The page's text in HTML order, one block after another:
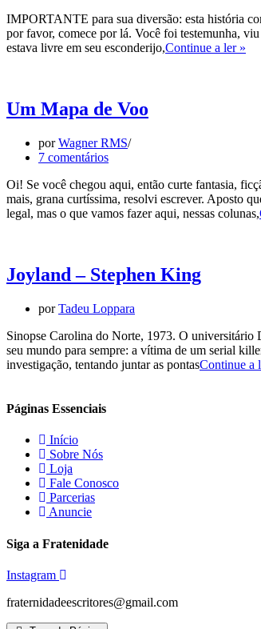
IMPORTANTE para sua diversão: esta história
por favor, comece por lá. Você foi testemunha,
estava livre em seu esconderijo,Continue a ler »
Um Mapa de Voo
porWagner RMS
7 comentários
Oi! Se você chegou aqui, então curte fantasia,
mais, grana curtíssima, resolvi escrever. Aposto
legal, mas o que vamos fazer aqui, nessas colunas,
Joyland – Stephen King
porTadeu Loppara
Sinopse Carolina do Norte, 1973. O universitário
seu mundo para sempre: a vítima de um serial
investigação, tentando juntar as pontasContinue a
Páginas Essenciais
Início
Sobre Nós
Loja
Fale Conosco
Parcerias
Anuncie
Siga a Fratenidade
Instagram
fraternidadeescritores@gmail.com